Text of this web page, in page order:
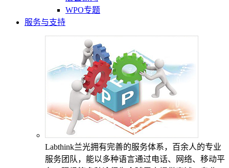
WPO专题
服务与支持
Labthink兰光拥有完善的服务体系，百余人的专业
服务团队，能以多种语言通过电话、网络、移动平